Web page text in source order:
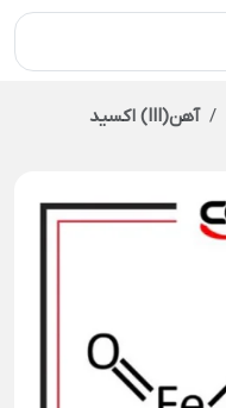
آهن(III) اکسید